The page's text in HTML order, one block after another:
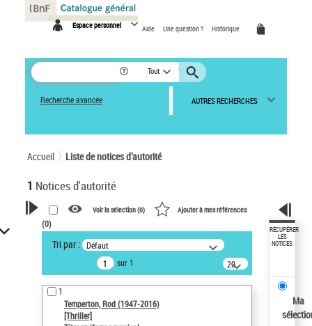
Espace personnel Aide Une question ? Historique
Tout
Recherche avancée AUTRES RECHERCHES
Accueil Liste de notices d’autorité
1 Notices d'autorité
VOTRE RECHERCHE
Recherche avancée dans les
notices d’autorité
Œuvres liées à l'auteur :
Temperton, Rod (1947-2016)
Auteur d’œuvre
Voir la sélection (0) Ajouter à mes références
(0)
Tri par : Défaut
sur 1
20
résultats/page
1
Temperton, Rod (1947-2016)
[Thriller]
RÉCUPÉRER
LES
NOTICES
Ma
Panneau de gestion des cookies